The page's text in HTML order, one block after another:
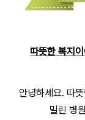
따뜻한 복지
안녕하세요. 따
밀린 병